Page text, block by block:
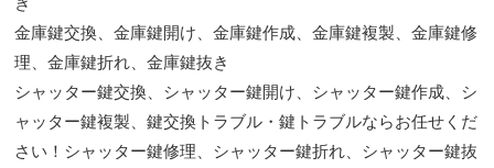
金庫鍵交換、金庫鍵開け、金庫鍵作成、金庫鍵複製、金庫鍵修
理、金庫鍵折れ、金庫鍵抜き
シャッター鍵交換、シャッター鍵開け、シャッター鍵作成、シ
ャッター鍵複製、鍵交換トラブル・鍵トラブルならお任せくだ
さい！シャッター鍵修理、シャッター鍵折れ、シャッター鍵抜